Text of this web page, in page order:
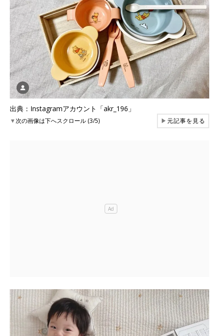
出典：Instagramアカウント「akr_196」
▼次の画像は下へスクロール (3/5) ▶元記事を見る